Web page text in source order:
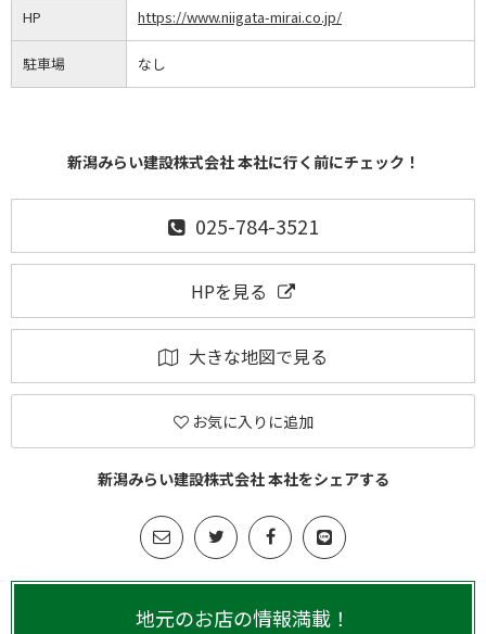
HP https://www.niigata-mirai.co.jp/
駐車場 なし
新潟みらい建設株式会社 本社に行く前にチェック！
025-784-3521
HPを見る
大きな地図で見る
お気に入りに追加
新潟みらい建設株式会社 本社をシェアする
地元のお店の情報満載！